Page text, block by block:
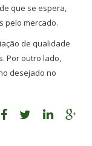
que se espera,
pelo mercado.
de qualidade
Por outro lado,
desejado no